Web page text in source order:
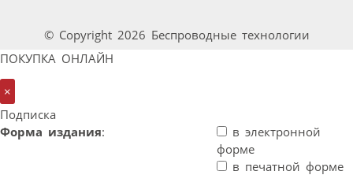
© Copyright 2026 Беспроводные технологии
ПОКУПКА ОНЛАЙН
×
Подписка
Форма издания:
в электронной
форме
в печатной форме